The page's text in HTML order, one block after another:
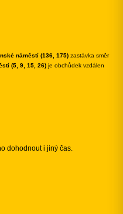
náměstí (136, 175) zastávka směr
(5, 9, 15, 26) je obchůdek vzdálen
dohodnout i jiný čas.